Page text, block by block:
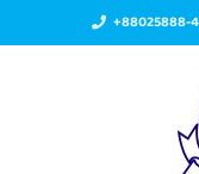
+88025888-